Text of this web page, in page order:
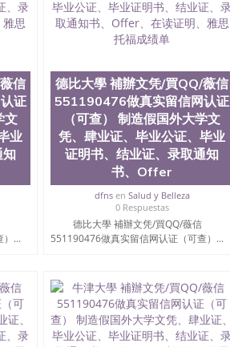
信
证
文
业
）...
德比大學 補辦文凭/買QQ/薇信
551190476做真实留信网认证
（可查） 制造假国外大学文
凭、肆业证、毕业公证、毕业
证明书、结业证、录取通知
书、Offer
dfnsen Salud y Belleza
0 Respuestas
德比大學 補辦文凭/買QQ/薇信
551190476做真实留信网认证（可查）...